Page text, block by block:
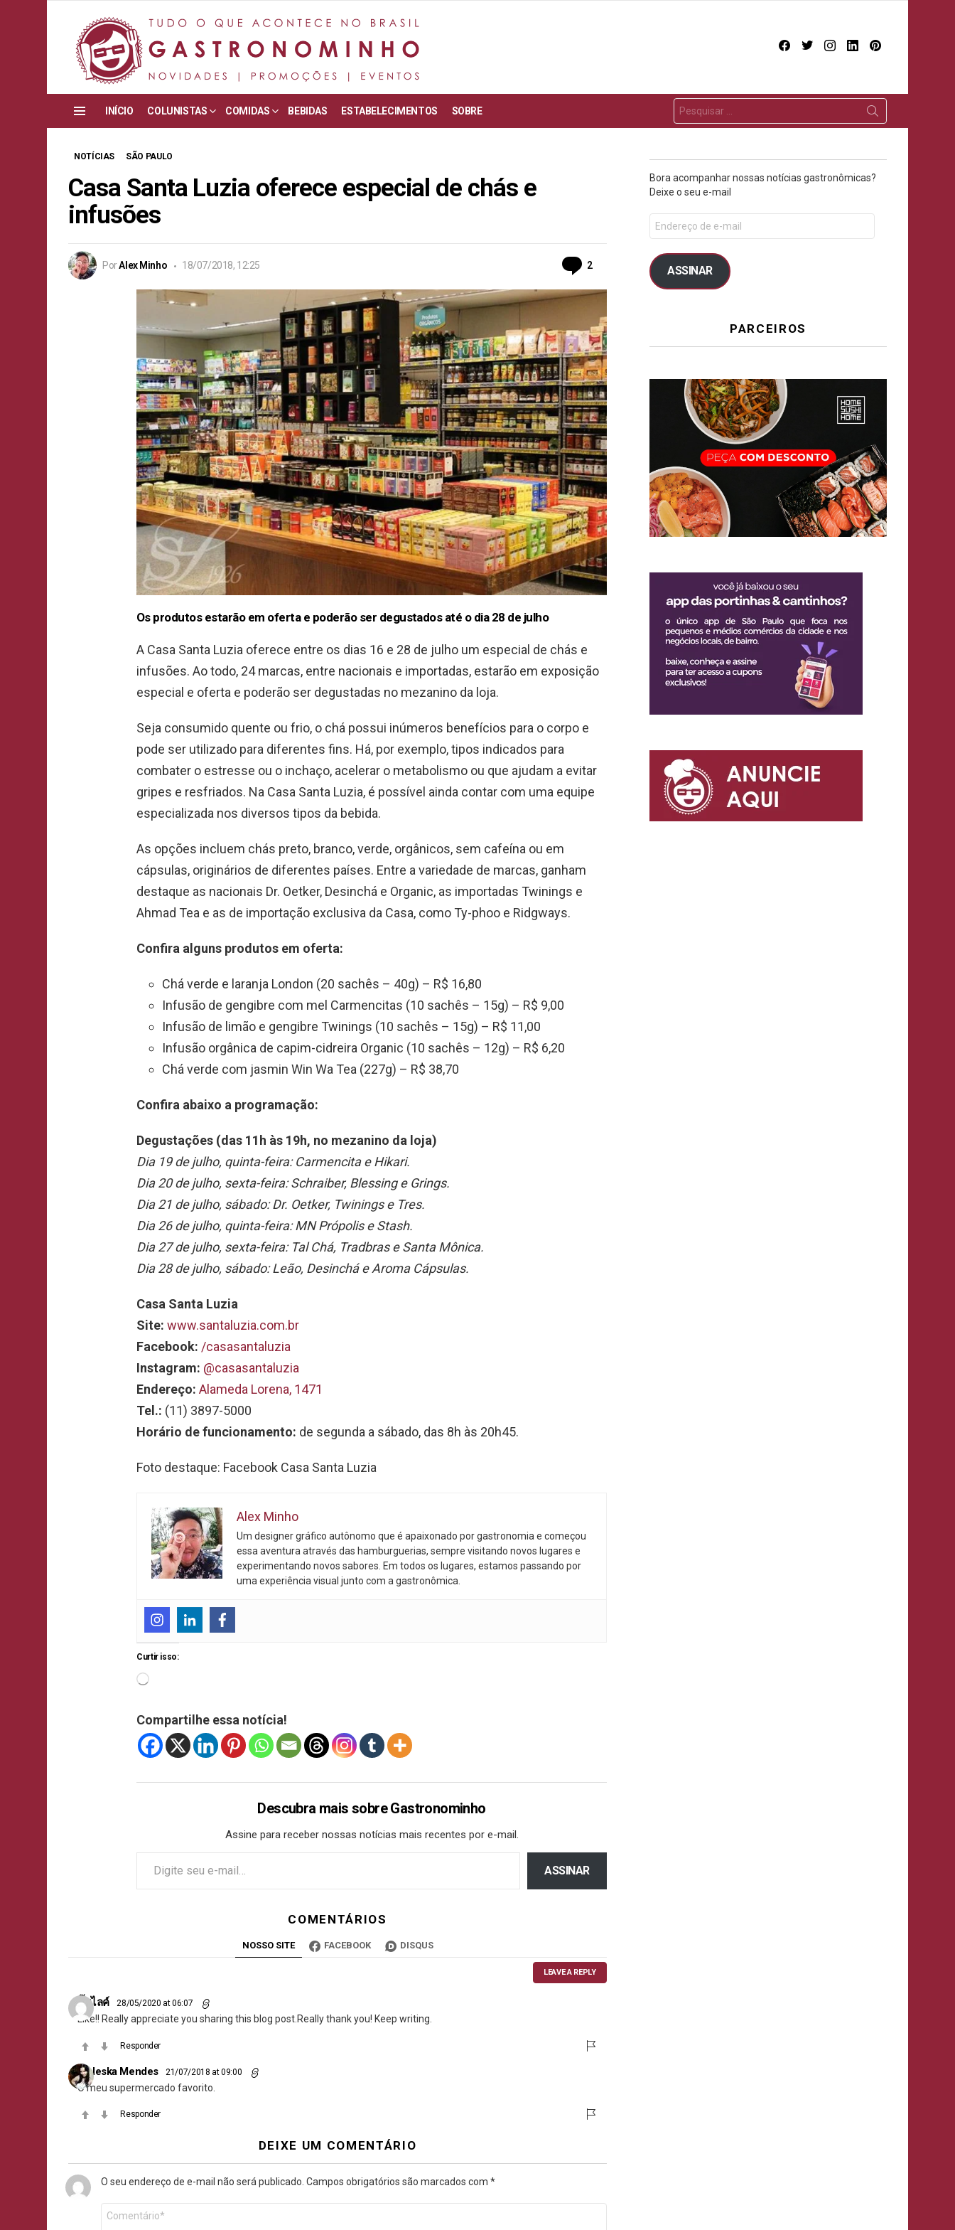
facebooktwitterinstagram
linkedin
INÍCIO COLUNISTAS COMIDAS BEBIDAS ESTABELECIMENTOS SOBRE
NOTÍCIAS SÃO PAULO
Casa Santa Luzia oferece especial de chás e
infusões
PorAlex Minho 18/07/2018, 12:25 2
Os produtos estarão em oferta e poderão ser degustados até o dia 28 de julho
A Casa Santa Luzia oferece entre os dias 16 e 28 de julho um especial de chás e
infusões. Ao todo, 24 marcas, entre nacionais e importadas, estarão em exposição
especial e oferta e poderão ser degustadas no mezanino da loja.
Seja consumido quente ou frio, o chá possui inúmeros benefícios para o corpo e
pode ser utilizado para diferentes fins. Há, por exemplo, tipos indicados para
combater o estresse ou o inchaço, acelerar o metabolismo ou que ajudam a evitar
gripes e resfriados. Na Casa Santa Luzia, é possível ainda contar com uma equipe
especializada nos diversos tipos da bebida.
As opções incluem chás preto, branco, verde, orgânicos, sem cafeína ou em
cápsulas, originários de diferentes países. Entre a variedade de marcas, ganham
destaque as nacionais Dr. Oetker, Desinchá e Organic, as importadas Twinings e
Ahmad Tea e as de importação exclusiva da Casa, como Ty-phoo e Ridgways.
Confira alguns produtos em oferta:
Chá verde e laranja London (20 sachês – 40g) – R$ 16,80
Infusão de gengibre com mel Carmencitas (10 sachês – 15g) – R$ 9,00
Infusão de limão e gengibre Twinings (10 sachês – 15g) – R$ 11,00
Infusão orgânica de capim-cidreira Organic (10 sachês – 12g) – R$ 6,20
Chá verde com jasmin Win Wa Tea (227g) – R$ 38,70
Confira abaixo a programação:
Degustações (das 11h às 19h, no mezanino da loja)
Dia 19 de julho, quinta-feira:Carmencita e Hikari.
Dia 20 de julho, sexta-feira:Schraiber, Blessing e Grings.
Dia 21 de julho, sábado:Dr. Oetker, Twinings e Tres.
Dia 26 de julho, quinta-feira:MN Própolis e Stash.
Dia 27 de julho, sexta-feira: Tal Chá, Tradbras e Santa Mônica.
Dia 28 de julho, sábado:Leão, Desinchá e Aroma Cápsulas.
Casa Santa Luzia
Site: www.santaluzia.com.br
Facebook: /casasantaluzia
Instagram: @casasantaluzia
Endereço: Alameda Lorena, 1471
Tel.: (11) 3897-5000
Horário de funcionamento: de segunda a sábado, das 8h às 20h45.
Foto destaque: Facebook Casa Santa Luzia
Alex Minho
Um designer gráfico autônomo que é apaixonado por gastronomia e começou
essa aventura através das hamburguerias, sempre visitando novos lugares e
experimentando novos sabores. Em todos os lugares, estamos passando por
uma experiência visual junto com a gastronômica.
Curtir isso:
Compartilhe essa notícia!
Descubra mais sobre Gastronominho
Assine para receber nossas notícias mais recentes por e-mail.
ASSINAR
COMENTÁRIOS
NOSSO SITE FACEBOOK DISQUS
LEAVE A REPLY
ปั๊มไลค์ 28/05/2020 at 06:07
Like!! Really appreciate you sharing this blog post.Really thank you! Keep writing.
Responder
Waleska Mendes 21/07/2018 at 09:00
O meu supermercado favorito.
Responder
DEIXE UM COMENTÁRIO
O seu endereço de e-mail não será publicado. Campos obrigatórios são marcados com *
Bora acompanhar nossas notícias gastronômicas?
Deixe o seu e-mail
ASSINAR
PARCEIROS